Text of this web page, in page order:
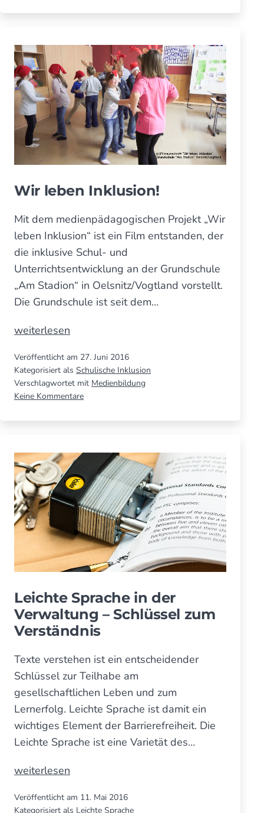
mal?
Wie
kön­
nen
Schule
und
Hort
damit
gehen?
nach
Co
–
total
nor­
mal?
Wie
kön­
nen
Schule
Hort
damit
gehen?
Wir leben Inklusion!
Mit dem medienpädagogischen Projekt „Wir
leben Inklusion“ ist ein Film entstanden, der
die inklusive Schul- und
Unterrichtsentwicklung an der Grundschule
„Am Stadion“ in Oelsnitz/Vogtland vorstellt.
Die Grundschule ist seit dem…
Wir
Inklusion!
weiterlesen
Veröffentlicht am 27. Juni 2016
Kategorisiert als Schulische Inklusion
Verschlagwortet mit Medienbildung
Keine Kommentarezu
leben
Leichte Sprache in der
Verwal­tung – Schlüs­sel zum
Ver­ständnis
Texte verstehen ist ein entscheidender
Schlüssel zur Teilhabe am
gesellschaftlichen Leben und zum
Lernerfolg. Leichte Sprache ist damit ein
wichtiges Element der Barrierefreiheit. Die
Leichte Sprache ist eine Varietät des…
Leichte
in
weiterlesen
Veröffentlicht am 11. Mai 2016
Kategorisiert als Leichte Sprache